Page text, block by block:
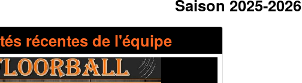
Saison 2025-2026
récentes de l'équipe